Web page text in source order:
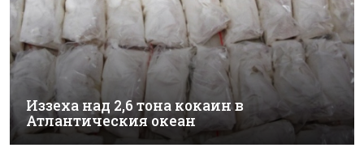
Иззеха над 2,6 тона кокаин в
Атлантическия океан